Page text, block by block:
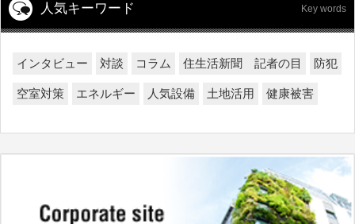
人気キーワード Key words
インタビュー 対談 コラム 住生活新聞 記者の目 防犯
空室対策 エネルギー 人気設備 土地活用 健康被害